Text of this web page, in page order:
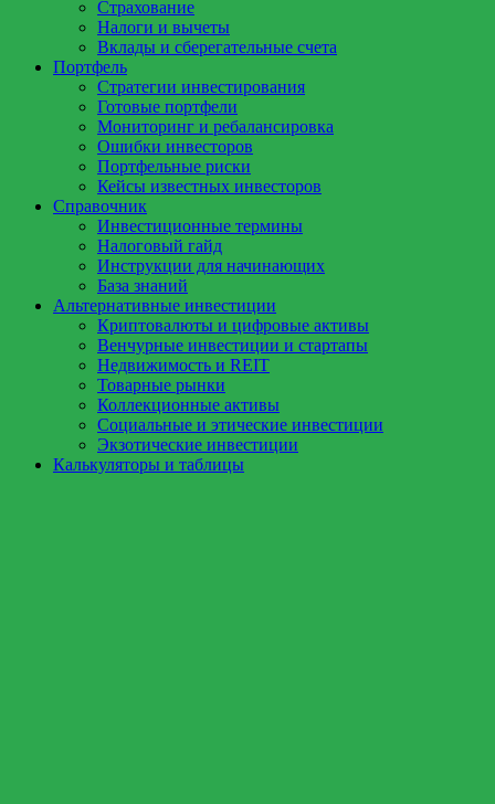
Страхование
Налоги и вычеты
Вклады и сберегательные счета
Портфель
Стратегии инвестирования
Готовые портфели
Мониторинг и ребалансировка
Ошибки инвесторов
Портфельные риски
Кейсы известных инвесторов
Справочник
Инвестиционные термины
Налоговый гайд
Инструкции для начинающих
База знаний
Альтернативные инвестиции
Криптовалюты и цифровые активы
Венчурные инвестиции и стартапы
Недвижимость и REIT
Товарные рынки
Коллекционные активы
Социальные и этические инвестиции
Экзотические инвестиции
Калькуляторы и таблицы